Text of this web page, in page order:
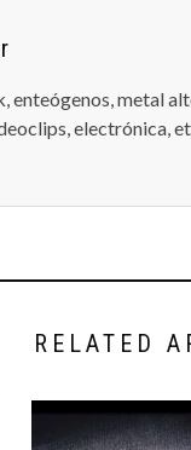
enteógenos, metal
electrónica,
RELATED